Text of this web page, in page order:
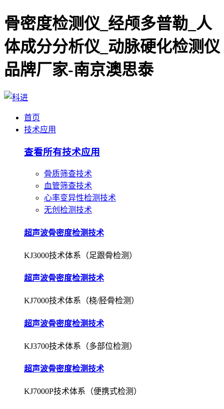
骨密度检测仪_经颅多普勒_人
体成分分析仪_动脉硬化检测仪
品牌厂家-南京澳思泰
首页
技术应用
查看所有技术应用
骨质筛查技术
血管筛查技术
心率变异性检测技术
无创检测技术
超声波骨密度检测技术
KJ3000技术体系（足跟骨检测）
超声波骨密度检测技术
KJ7000技术体系（桡/胫骨检测）
超声波骨密度检测技术
KJ3700技术体系（多部位检测）
超声波骨密度检测技术
KJ7000P技术体系（便携式检测）